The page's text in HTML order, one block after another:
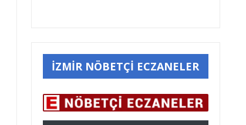
İZMİR NÖBETÇİ ECZANELER